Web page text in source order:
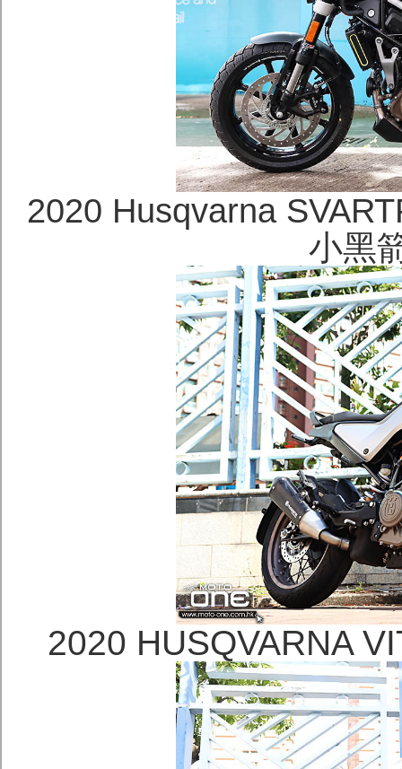
2020 Husqvarna
小黑
2020 HUSQVARNA